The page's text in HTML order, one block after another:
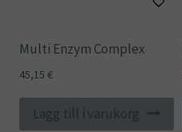
Multi Enzym Complex
45,15 €
Lägg till i varukorg